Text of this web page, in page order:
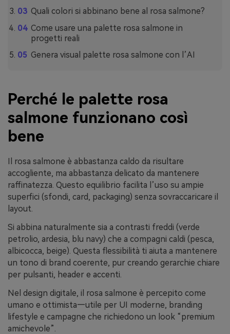
Quali colori si abbinano bene al rosa salmone?
Come usare una palette rosa salmone in
progetti reali
Genera visual palette rosa salmone con l’AI
Perché le palette rosa
salmone funzionano così
bene
Il rosa salmone è abbastanza caldo da risultare
accogliente, ma abbastanza delicato da mantenere
raffinatezza. Questo equilibrio facilita l’uso su ampie
superfici (sfondi, card, packaging) senza sovraccaricare il
layout.
Si abbina naturalmente sia a contrasti freddi (verde
petrolio, ardesia, blu navy) che a compagni caldi (pesca,
albicocca, beige). Questa flessibilità ti aiuta a mantenere
un tono di brand coerente, pur creando gerarchie chiare
per pulsanti, header e accenti.
Nel design digitale, il rosa salmone è percepito come
umano e ottimista—utile per UI moderne, branding
lifestyle e campagne che richiedono un look “premium
amichevole”.